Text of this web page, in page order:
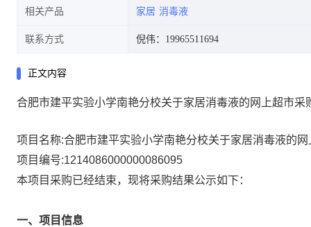
相关产品 家居 消毒液
联系方式 倪伟：19965511694
正文内容
合肥市建平实验小学南艳分校关于家居消毒液的网上超市采
项目名称:合肥市建平实验小学南艳分校关于家居消毒液的
项目编号:1214086000000086095
本项目采购已经结束，现将采购结果公示如下：
一、项目信息